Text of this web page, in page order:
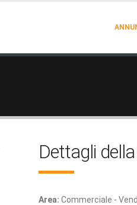
Dettagli
Area: Commerciale -